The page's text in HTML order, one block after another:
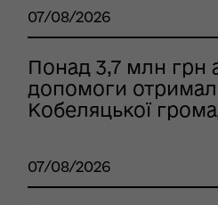
07/08/2026
Понад 3,7 млн грн
допомоги
Кобеляцької
07/08/2026